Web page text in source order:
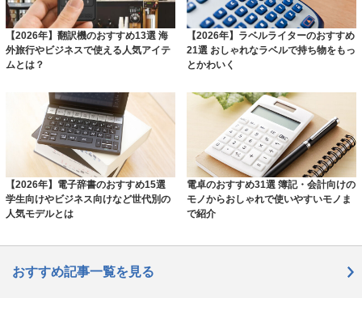
【2026年】翻訳機のおすすめ13選 海
外旅行やビジネスで使える人気アイテ
ムとは？
【2026年】ラベルライターのおすすめ
21選 おしゃれなラベルで持ち物をもっ
とかわいく
【2026年】電子辞書のおすすめ15選
学生向けやビジネス向けなど世代別の
人気モデルとは
電卓のおすすめ31選 簿記・会計向けの
モノからおしゃれで使いやすいモノま
で紹介
おすすめ記事一覧を見る